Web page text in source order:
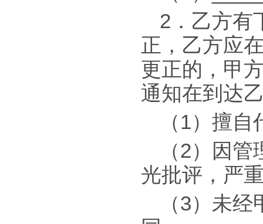
2．乙方有
正，乙方应
更正的，甲
通知在到达
（1）擅
（2）因
光批评，严
（3）未